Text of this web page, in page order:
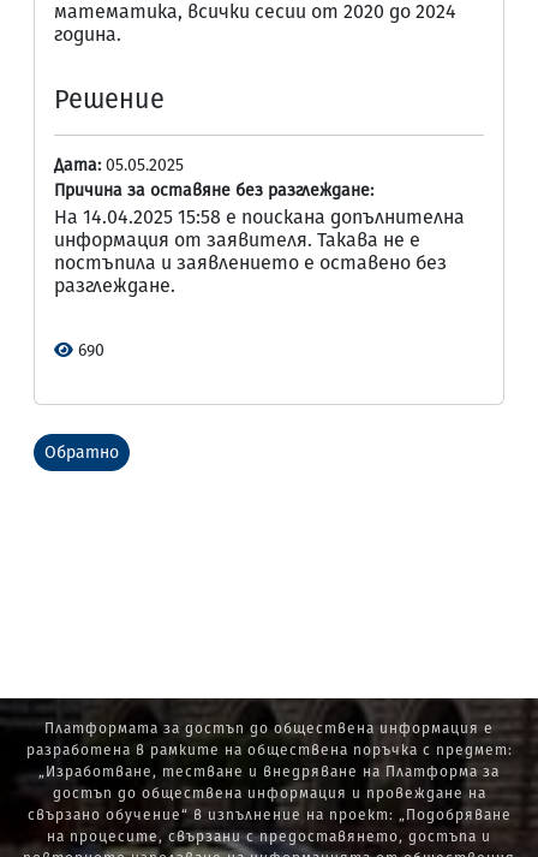
математика, всички сесии от 2020 до 2024
година.
Решение
Дата: 05.05.2025
Причина за оставяне без разглеждане:
На 14.04.2025 15:58 е поискана допълнителна
информация от заявителя. Такава не е
постъпила и заявлението е оставено без
разглеждане.
690
Обратно
Платформата за достъп до обществена информация е
разработена в рамките на обществена поръчка с предмет:
„Изработване, тестване и внедряване на Платформа за
достъп до обществена информация и провеждане на
свързано обучение“ в изпълнение на проект: „Подобряване
на процесите, свързани с предоставянето, достъпа и